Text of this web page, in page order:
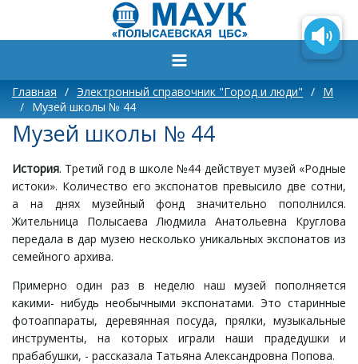
Главная / Электронный справочник "Город и люди" / М
/ Музей школы № 44
Музей школы № 44
История. Третий год в школе №44 действует музей «Родные
истоки». Количество его экспонатов превысило две сотни,
а на днях музейный фонд значительно пополнился.
Жительница Полысаева Людмила Анатольевна Круглова
передала в дар музею несколько уникальных экспонатов из
семейного архива.
Примерно один раз в неделю наш музей пополняется
какими- нибудь необычными экспонатами. Это старинные
фотоаппараты, деревянная посуда, прялки, музыкальные
инструменты, на которых играли наши прадедушки и
прабабушки, - рассказала Татьяна Александровна Попова.